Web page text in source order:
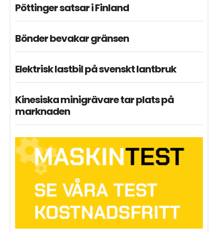
Pöttinger satsar i Finland
Bönder bevakar gränsen
Elektrisk lastbil på svenskt lantbruk
Kinesiska minigrävare tar plats på
marknaden